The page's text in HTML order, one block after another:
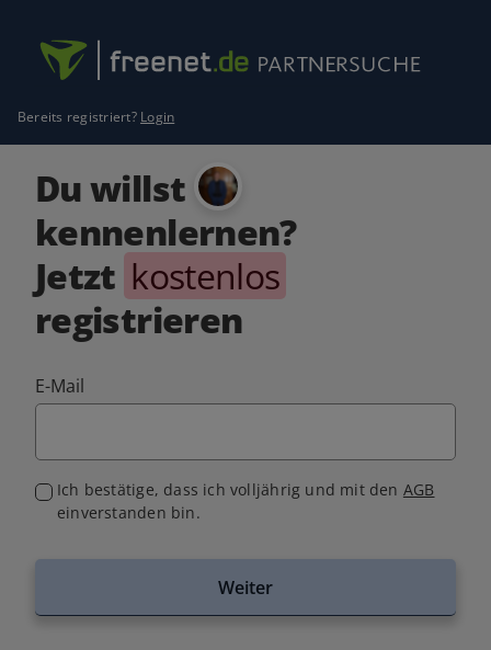
Bereits registriert? Login
Du willst
kennenlernen?
Jetzt kostenlos
registrieren
E-Mail
Ich bestätige, dass ich volljährig und mit den AGB
einverstanden bin.
Weiter